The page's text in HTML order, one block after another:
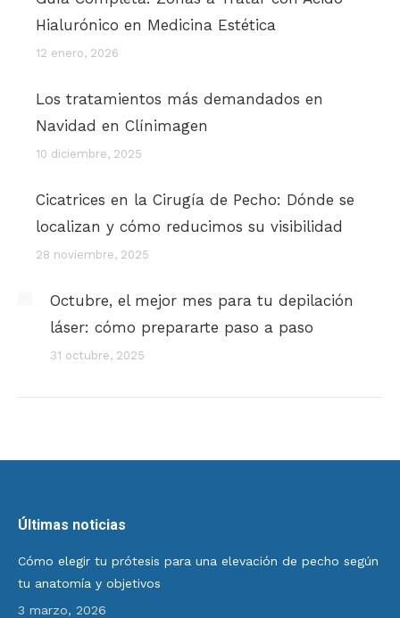
Hialurónico en Medicina Estética
12 enero, 2026
Los tratamientos más demandados en
Navidad en Clínimagen
10 diciembre, 2025
Cicatrices en la Cirugía de Pecho: Dónde se
localizan y cómo reducimos su visibilidad
28 noviembre, 2025
Octubre, el mejor mes para tu depilación
láser: cómo prepararte paso a paso
31 octubre, 2025
Últimas noticias
Cómo elegir tu prótesis para una elevación de pecho según
tu anatomía y objetivos
3 marzo, 2026